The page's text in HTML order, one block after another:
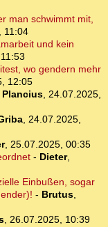
man schwimmt mit,
11:04
und kein
wo gendern mehr
12:05
Plancius, 24.07.2025,
, 24.07.2025,
, 25.07.2025, 00:35
- Dieter,
Einbußen, sogar
- Brutus,
, 26.07.2025, 10:39